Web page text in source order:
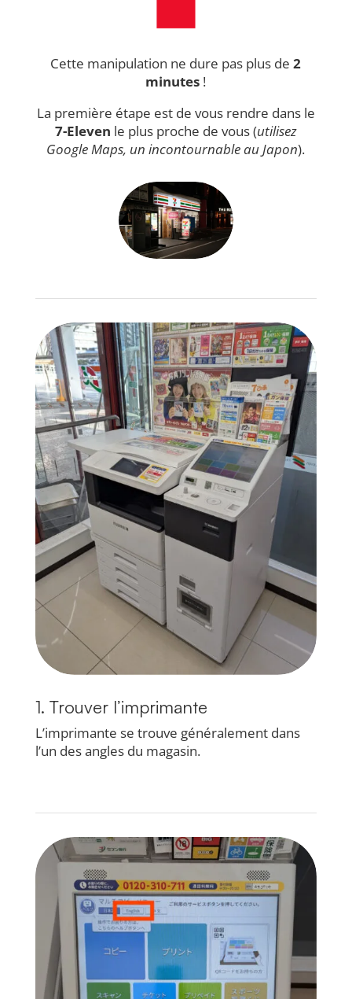
Cette manipulation ne dure pas plus de2
minutes !
La première étape est de vous rendre dans le
7-Eleven le plus proche de vous (utilisez
Google Maps, un incontournable au Japon).
1. Trouver l’imprimante
L’imprimante se trouve généralement dans
l’un des angles du magasin.